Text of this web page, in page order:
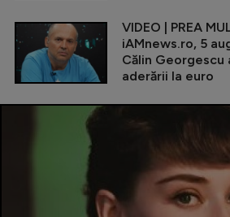
VIDEO | PREA
iAMnews.ro, 5
Călin Georgescu
aderării la euro